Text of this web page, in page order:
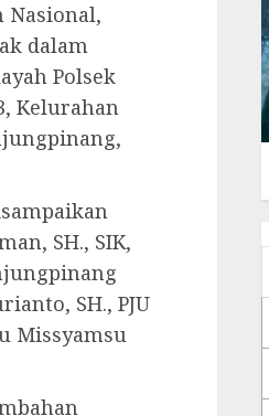
Nasional,
dalam
Polsek
Kelurahan
SH., SIK,
SH., PJU
Missyamsu